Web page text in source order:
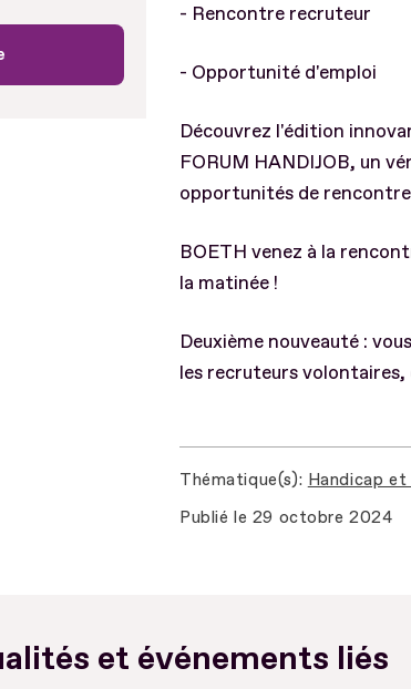
- Rencontre recruteur
- Opportunité d'emploi
Découvrez l'édition
FORUM HANDIJOB, un
opportunités de
BOETH venez à la
la matinée !
Deuxième nouveauté :
les recruteurs
Thématique(s) Handicap
Publié le 29 octobre 2024
et événements liés